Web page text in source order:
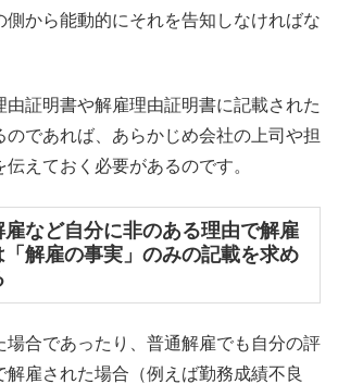
側から能動的にそれを告知しなければな
由証明書や解雇理由証明書に記載された
のであれば、あらかじめ会社の上司や担
えておく必要があるのです。
雇など自分に非のある理由で解雇
「解雇の事実」のみの記載を求め
場合であったり、普通解雇でも自分の評
解雇された場合（例えば勤務成績不良